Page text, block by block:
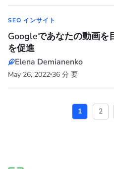
SEO インサイト
Googleであなたの動画を
を促進
Elena Demianenko
May 26, 2022 36 分 要
1 2